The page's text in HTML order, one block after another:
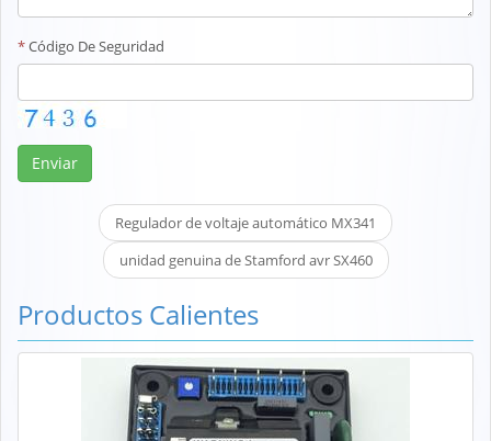
*Código De Seguridad
Enviar
Regulador de voltaje automático MX341
unidad genuina de Stamford avr SX460
Productos Calientes